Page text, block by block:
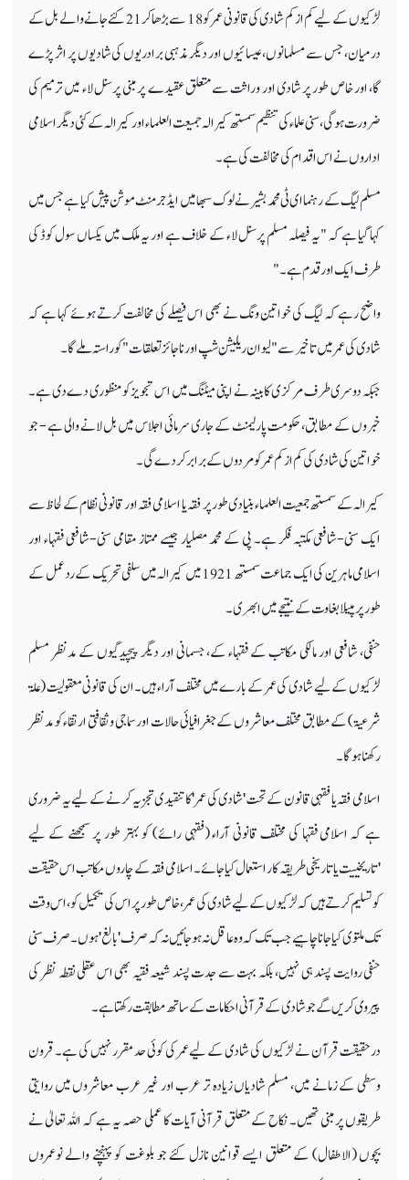
لڑکیوں کے لیے کم از کم شادی کی قانونی عمر کو 18 سے بڑھا کر 21 کئے جانے والے بل کے
درمیان، جس سے مسلمانوں، عیسائیوں اور دیگر مذہبی برادریوں کی شادیوں پر اثر پڑے
گا، اور خاص طور پر شادی اور وراثت سے متعلق عقیدے پر مبنی پرسنل لاء میں ترمیم کی
ضرورت ہوگی، سنی علماء کی تنظیم سمستھ کیرالہ جمیعت العلماء اور کیرالہ کے کئی دیگر اسلامی
اداروں نے اس اقدام کی مخالفت کی ہے۔
مسلم لیگ کے رہنما ای ٹی محمد بشیر نے لوک سبھا میں ایڈجرمنٹ موشن پیش کیا ہے جس میں
کہا گیا ہے کہ "یہ فیصلہ مسلم پرسنل لاء کے خلاف ہے اور یہ ملک میں یکساں سول کوڈ کی
طرف ایک اور قدم ہے۔"
واضح رہے کہ لیگ کی خواتین ونگ نے بھی اس فیصلے کی مخالفت کرتے ہوئے کہا ہے کہ
شادی کی عمر میں تاخیر سے "لیو ان ریلیشن شپ اور ناجائز تعلقات" کو راستہ ملے گا۔
جبکہ دوسری طرف مرکزی کابینہ نے اپنی میٹنگ میں اس تجویز کو منظوری دے دی ہے۔
خبروں کے مطابق، حکومت پارلیمنٹ کے جاری سرمائی اجلاس میں بل لانے والی ہے - جو
خواتین کی شادی کی کم از کم عمر کو مردوں کے برابر کر دے گی۔
کیرالہ کے سمستھ جمعیت العلماء بنیادی طور پر فقہ یا اسلامی فقہ اور قانونی نظام کے لحاظ سے
ایک سنی-شافعی مکتبہ فکر ہے۔ پی کے محمد مصلیار جیسے ممتاز مقامی سنی-شافعی فقہاء اور
اسلامی ماہرین کی ایک جماعت سمستھ 1921 میں کیرالہ میں سلفی تحریک کے ردعمل کے
طور پر مپیلا بغاوت کے نتیجے میں ابھری۔
حنفی، شافعی اور مالکی مکاتب کے فقہاء کے، جسمانی اور دیگر پیچیدگیوں کے مدنظر مسلم
لڑکیوں کے لیے شادی کی عمر کے بارے میں مختلف آراء ہیں۔ ان کی قانونی معقولیت (علۃ
شرعیۃ) کے مطابق مختلف معاشروں کے جغرافیائی حالات اور سماجی و ثقافتی ارتقاء کو مدنظر
رکھنا ہوگا۔
اسلامی فقہ یا فقہی قانون کے تحت 'شادی کی عمر' کا تنقیدی تجزیہ کرنے کے لیے یہ ضروری
ہے کہ اسلامی فقہا کی مختلف قانونی آراء (فقہی رائے) کو بہتر طور پر سمجھنے کے لیے
'تاریخییت یا تاریخی طریقہ کار استعمال کیا جائے۔ اسلامی فقہ کے چاروں مکاتب اس حقیقت
کو تسلیم کرتے ہیں کہ لڑکیوں کے لیے شادی کی عمر، خاص طور پر اس کی تکمیل کو، اس وقت
تک ملتوی کیا جانا چاہیے جب تک کہ وہ عاقل نہ ہو جائیں نہ کہ صرف 'بالغ' ہوں۔ صرف سنی
حنفی روایت پسند ہی نہیں، بلکہ بہت سے جدت پسند شیعہ فقیہ بھی اس عقلی نقطہ نظر کی
پیروی کریں گے جو شادی کے قرآنی احکامات کے ساتھ مطابقت رکھتا ہے۔
درحقیقت قرآن نے لڑکیوں کی شادی کے لیے عمر کی کوئی حد مقرر نہیں کی ہے۔ قرون
وسطی کے زمانے میں، مسلم شادیاں زیادہ تر عرب اور غیر عرب معاشروں میں روایتی
طریقوں پر مبنی تھیں۔ نکاح کے متعلق قرآنی آیات کا عملی حصہ یہ ہے کہ اللہ تعالیٰ نے
بچوں (الاطفال) کے متعلق ایسے قوانین نازل کئے جو بلوغت کو پہنچنے والے نوعمروں